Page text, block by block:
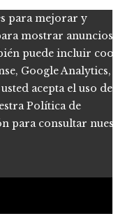
para mejorar y
mostrar anuncios
puede incluir
Google Analytics,
acepta el uso de
Política de
para consultar